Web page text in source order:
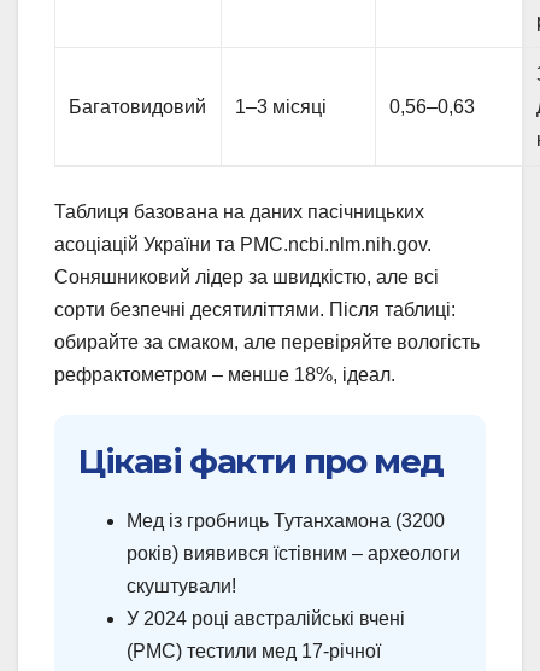
Багатовидовий 1–3 місяці 0,56–0,63
Таблиця базована на даних пасічницьких
асоціацій України та PMC.ncbi.nlm.nih.gov.
Соняшниковий лідер за швидкістю, але всі
сорти безпечні десятиліттями. Після таблиці:
обирайте за смаком, але перевіряйте вологість
рефрактометром – менше 18%, ідеал.
Цікаві факти про мед
Мед із гробниць Тутанхамона (3200
років) виявився їстівним – археологи
скуштували!
У 2024 році австралійські вчені
(PMC) тестили мед 17-річної